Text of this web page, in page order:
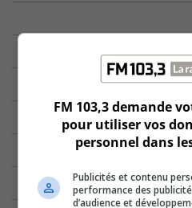
FM 103,3 demande
pour utiliser vos
personnel dans
Publicités et contenu
performance des
d’audience et